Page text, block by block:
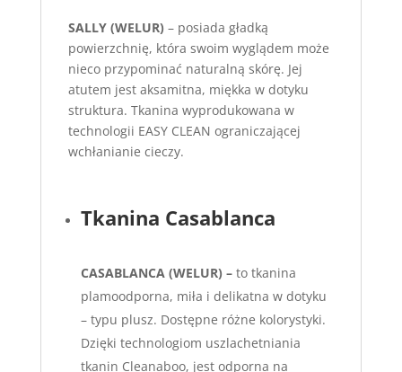
SALLY (WELUR) – posiada gładką
powierzchnię, która swoim wyglądem może
nieco przypominać naturalną skórę. Jej
atutem jest aksamitna, miękka w dotyku
struktura. Tkanina wyprodukowana w
technologii EASY CLEAN ograniczającej
wchłanianie cieczy.
Tkanina Casablanca
CASABLANCA (WELUR) –to tkanina
plamoodporna, miła i delikatna w dotyku
– typu plusz. Dostępne różne kolorystyki.
Dzięki technologiom uszlachetniania
tkanin Cleanaboo, jest odporna na